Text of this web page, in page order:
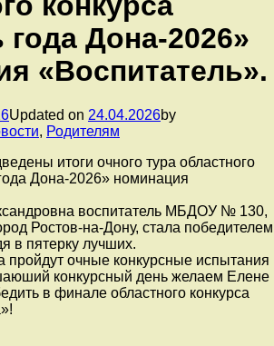
года Дона-2026»
«Воспитатель».
Updated on 24.04.2026by
, Родителям
итоги очного тура областного
Дона-2026» номинация
воспитатель МБДОУ № 130,
Ростов-на-Дону, стала победителем
в пятерку лучших.
пройдут очные конкурсные испытания
конкурсный день желаем Елене
в финале областного конкурса